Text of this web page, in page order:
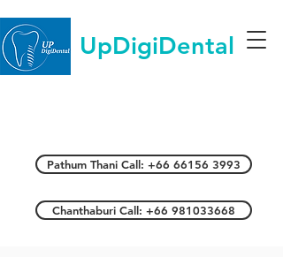
UpDigiDental
Pathum Thani Call: +66 66156 3993
Chanthaburi Call: +66 981033668